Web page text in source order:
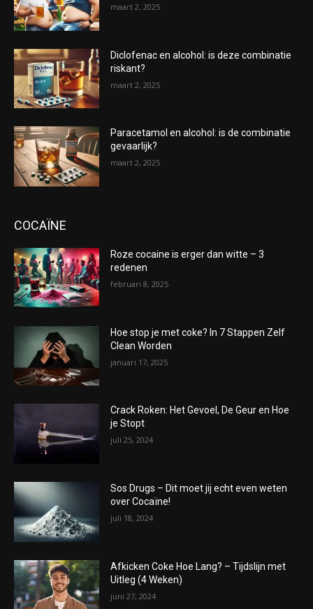
maart 2, 2025
Diclofenac en alcohol: is deze combinatie
riskant?
maart 2, 2025
Paracetamol en alcohol: is de combinatie
gevaarlijk?
maart 2, 2025
COCAÏNE
Roze cocaine is erger dan witte – 3
redenen
februari 8, 2025
Hoe stop je met coke? In 7 Stappen Zelf
Clean Worden
januari 17, 2025
Crack Roken: Het Gevoel, De Geur en Hoe
je Stopt
juli 25, 2024
Sos Drugs – Dit moet jij echt even weten
over Cocaïne!
juli 18, 2024
Afkicken Coke Hoe Lang? – Tijdslijn met
Uitleg (4 Weken)
juni 27, 2024